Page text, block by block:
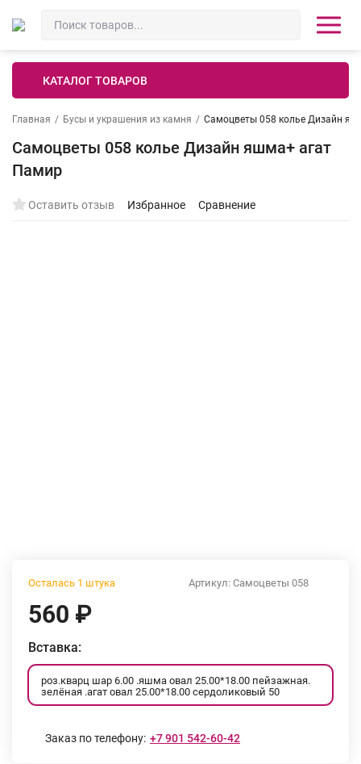
КАТАЛОГ ТОВАРОВ
Главная / Бусы и украшения из камня / Самоцветы 058 колье Дизайн
Самоцветы 058 колье Дизайн яшма+ агат
Памир
Оставить отзыв Избранное Сравнение
Артикул: Самоцветы 058
Осталась 1 штука
560 ₽
Вставка:
роз.кварц шар 6.00 .яшма овал 25.00*18.00 пейзажная.
зелёная .агат овал 25.00*18.00 сердоликовый 50
Заказ по телефону: +7 901 542-60-42